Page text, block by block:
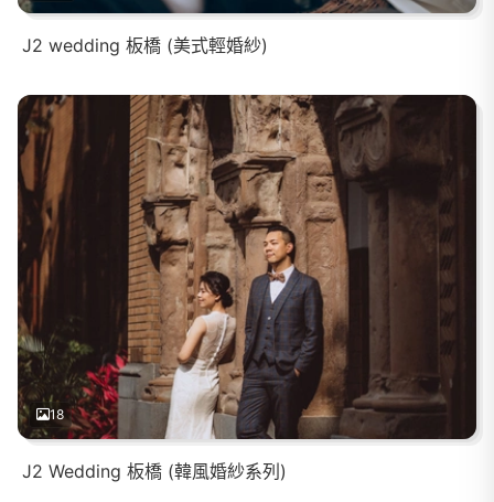
J2 wedding 板橋 (美式輕婚紗)
18
J2 Wedding 板橋 (韓風婚紗系列)